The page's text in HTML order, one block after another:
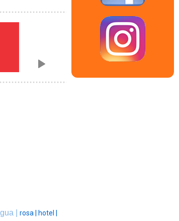
| rosa |
hotel |